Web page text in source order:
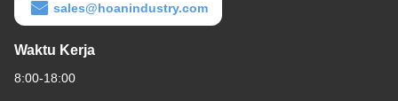
sales@hoanindustry.com
Waktu Kerja
8:00-18:00